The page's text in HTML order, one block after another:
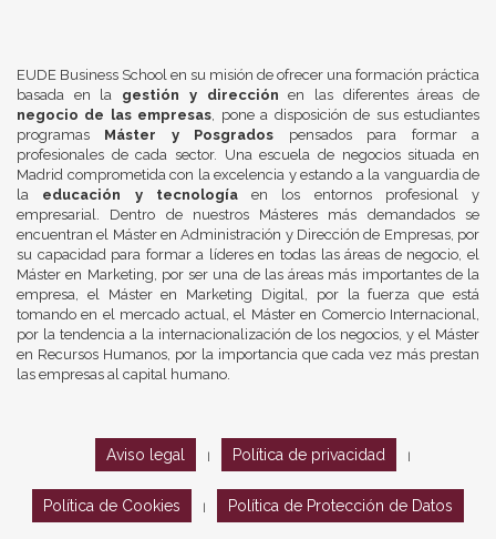
EUDE Business School en su misión de ofrecer una formación práctica
basada en la gestión y dirección en las diferentes áreas de
negocio de las empresas , pone a disposición de sus estudiantes
programas Máster y Posgrados pensados para formar a
profesionales de cada sector. Una escuela de negocios situada en
Madrid comprometida con la excelencia y estando a la vanguardia de
la educación y tecnologíaen los entornos profesional y
empresarial. Dentro de nuestros Másteres más demandados se
encuentran el Máster en Administración y Dirección de Empresas, por
su capacidad para formar a líderes en todas las áreas de negocio, el
Máster en Marketing, por ser una de las áreas más importantes de la
empresa, el Máster en Marketing Digital, por la fuerza que está
tomando en el mercado actual, el Máster en Comercio Internacional,
por la tendencia a la internacionalización de los negocios, y el Máster
en Recursos Humanos, por la importancia que cada vez más prestan
las empresas al capital humano.
Aviso legal Política de privacidad
Política de Cookies Política de Protección de Datos